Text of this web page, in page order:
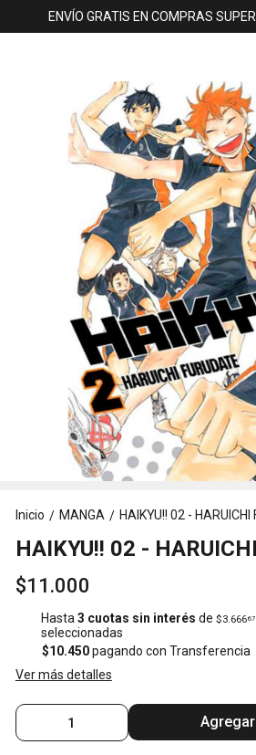
ENVÍO GRATIS EN COMPRAS
Inicio / MANGA / HAIKYU!! 02 - HARUICHI
HAIKYU!! 02 -
$11.000
Hasta 3 cuotas sin interés de $3.66667
seleccionadas
$10.450pagando con Transferencia
Ver más detalles